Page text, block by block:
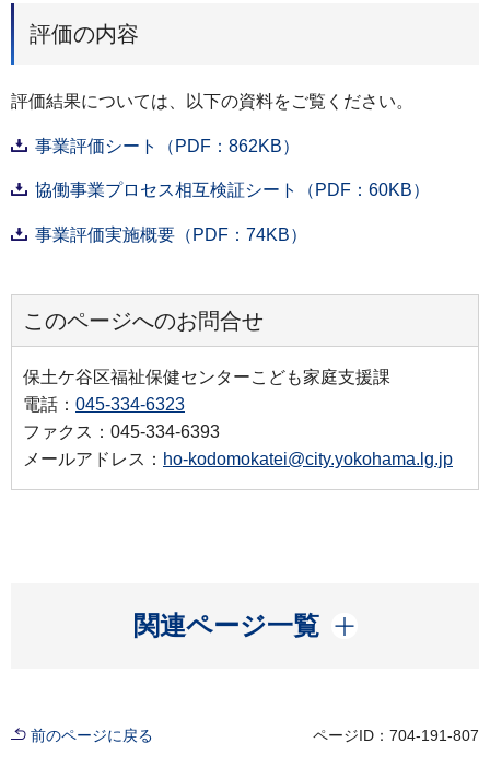
評価の内容
評価結果については、以下の資料をご覧ください。
事業評価シート（PDF：862KB）
協働事業プロセス相互検証シート（PDF：60KB）
事業評価実施概要（PDF：74KB）
このページへのお問合せ
保土ケ谷区福祉保健センターこども家庭支援課
電話： 045-334-6323
ファクス：045-334-6393
メールアドレス： ho-kodomokatei@city.yokohama.lg.jp
関連ページ一覧
開く
前のページに戻る ページID：704-191-807